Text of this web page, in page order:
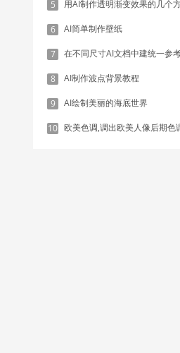
5 用AI制作透明渐变效果的几个
6 AI简单制作壁纸
7 在不同尺寸AI文档中建统一参考线 - 方
8 AI制作波点背景教程
9 AI绘制美丽的海底世界
10 欧美色调,调出欧美人像后期色